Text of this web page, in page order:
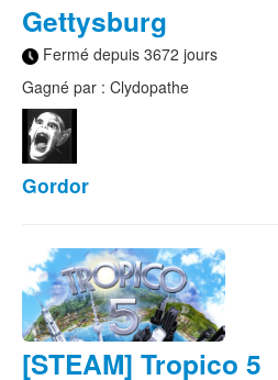
Gettysburg
Fermé depuis 3672 jours
Gagné par : Clydopathe
Gordor
[STEAM] Tropico 5